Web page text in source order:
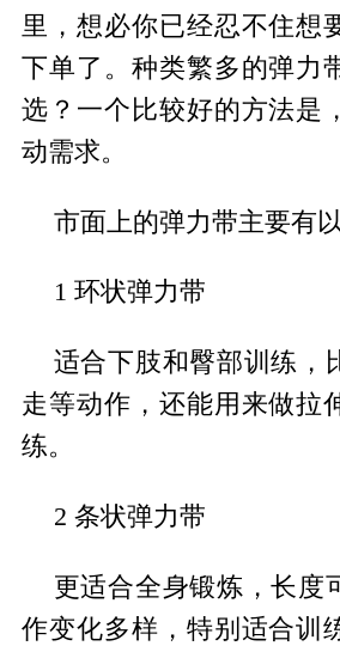
里，想必你已经忍不住想
下单了。种类繁多的弹力
选？一个比较好的方法是
动需求。
市面上的弹力带主要有
1 环状弹力带
适合下肢和臀部训练，
走等动作，还能用来做拉
练。
2 条状弹力带
更适合全身锻炼，长度
作变化多样，特别适合训